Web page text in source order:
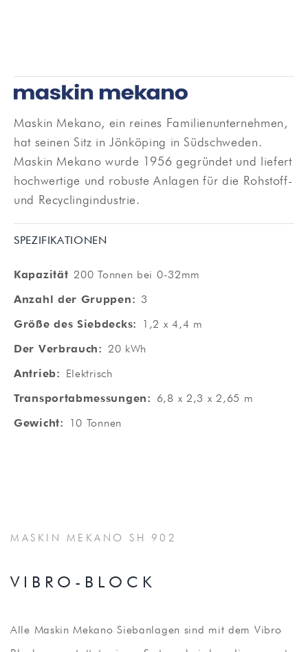
Maskin Mekano, ein reines Familienunternehmen,
hat seinen Sitz in Jönköping in Südschweden.
Maskin Mekano wurde 1956 gegründet und liefert
hochwertige und robuste Anlagen für die Rohstoff-
und Recyclingindustrie.
SPEZIFIKATIONEN
Kapazität 200 Tonnen bei 0-32mm
Anzahl der Gruppen: 3
Größe des Siebdecks:
1,2 x 4,4 m
Der Verbrauch: 20 kWh
Antrieb: Elektrisch
Transportabmessungen: 6,8 x 2,3 x 2,65 m
Gewicht:
10 Tonnen
MASKIN MEKANO SH 902
VIBRO-BLOCK
Alle Maskin Mekano Siebanlagen sind mit dem Vibro